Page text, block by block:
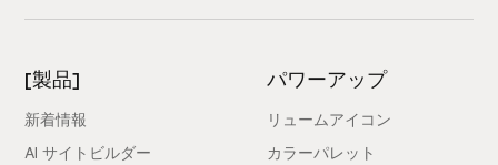
[製品]
新着情報
AI サイトビルダー
パワーアップ
リュームアイコン
カラーパレット